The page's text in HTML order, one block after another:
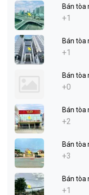
Bán tòa
+1
Bán tòa
+1
Bán tòa
+0
Bán tòa
+2
Bán tòa
+3
Bán tòa
+1